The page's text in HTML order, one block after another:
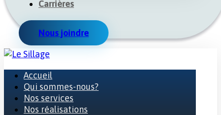
Carrières
Nous joindre
Accueil
Qui sommes-nous?
Nos services
Nos réalisations